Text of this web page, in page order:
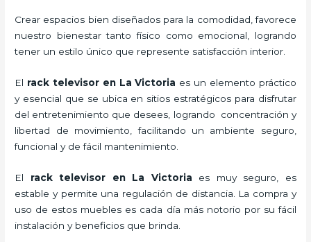
Crear espacios bien diseñados para la comodidad, favorece
nuestro bienestar tanto físico como emocional, logrando
tener un estilo único que represente satisfacción interior.
El rack televisor en La Victoria es un elemento práctico
y esencial que se ubica en sitios estratégicos para disfrutar
del entretenimiento que desees, logrando concentración y
libertad de movimiento, facilitando un ambiente seguro,
funcional y de fácil mantenimiento.
El rack televisor en La Victoria es muy seguro, es
estable y permite una regulación de distancia. La compra y
uso de estos muebles es cada día más notorio por su fácil
instalación y beneficios que brinda.